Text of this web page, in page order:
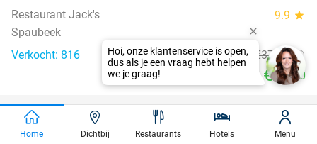
Restaurant Jack's 9.9 star
Spaubeek
Verkocht: 816
Regulier €37 ,50
€26,50
75 dagen gratis luisterboeken en e-books
Home Dichtbij Restaurants Hotels Menu